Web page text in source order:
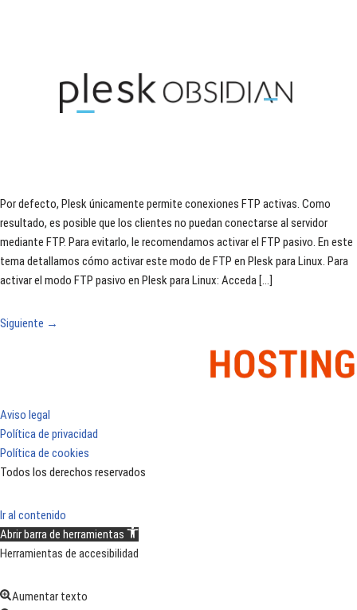
Por defecto, Plesk únicamente permite conexiones FTP activas. Como
resultado, es posible que los clientes no puedan conectarse al servidor
mediante FTP. Para evitarlo, le recomendamos activar el FTP pasivo. En este
tema detallamos cómo activar este modo de FTP en Plesk para Linux. Para
activar el modo FTP pasivo en Plesk para Linux: Acceda […]
Siguiente →
Aviso legal
Política de privacidad
Política de cookies
Todos los derechos reservados
Ir al contenido
Abrir barra de herramientas
Herramientas de accesibilidad
Aumentar texto